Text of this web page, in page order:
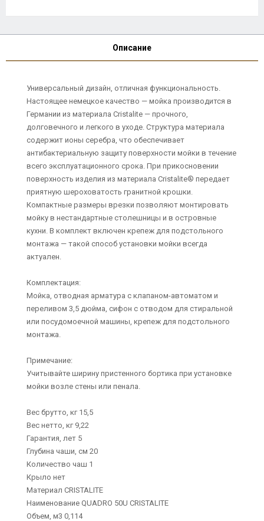
Описание
Универсальный дизайн, отличная функциональность.
Настоящее немецкое качество — мойка производится в
Германии из материала Cristalite — прочного,
долговечного и легкого в уходе. Структура материала
содержит ионы серебра, что обеспечивает
антибактериальную защиту поверхности мойки в течение
всего эксплуатационного срока. При прикосновении
поверхность изделия из материала Cristalite® передает
приятную шероховатость гранитной крошки.
Компактные размеры врезки позволяют монтировать
мойку в нестандартные столешницы и в островные
кухни. В комплект включен крепеж для подстольного
монтажа — такой способ установки мойки всегда
актуален.
Комплектация:
Мойка, отводная арматура с клапаном-автоматом и
переливом 3,5 дюйма, сифон с отводом для стиральной
или посудомоечной машины, крепеж для подстольного
монтажа.
Примечание:
Учитывайте ширину пристенного бортика при установке
мойки возле стены или пенала.
Вес брутто, кг 15,5
Вес нетто, кг 9,22
Гарантия, лет 5
Глубина чаши, см 20
Количество чаш 1
Крыло нет
Материал CRISTALITE
Наименование QUADRO 50U CRISTALITE
Объем, м3 0,114